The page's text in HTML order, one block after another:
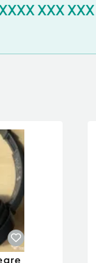
XXX XXX